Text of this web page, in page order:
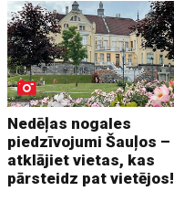
Nedēļas nogales
piedzīvojumi Šauļos –
atklājiet vietas, kas
pārsteidz pat vietējos!